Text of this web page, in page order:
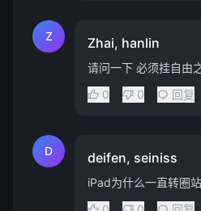
Z Zhai, hanlin
请问一下 必须挂自由
0
0 回复
D deifen, seiniss
iPad为什么一直转圈